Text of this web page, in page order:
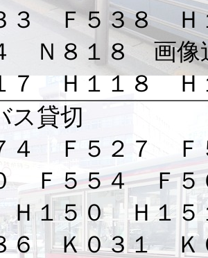
３ Ｆ５３８
Ｎ８１８ 画像
７ Ｈ１１８ Ｈ
ス貸切
４ Ｆ５２７
Ｆ５５４ Ｆ
Ｈ１５０ Ｈ１
６ Ｋ０３１